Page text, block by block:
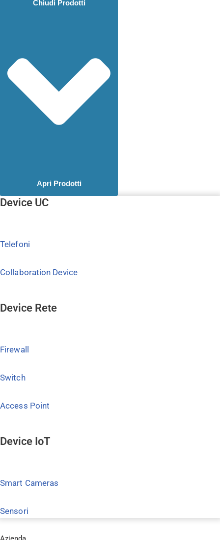
Chiudi Prodotti
Apri Prodotti
Device UC
Telefoni
Collaboration Device
Device Rete
Firewall
Switch
Access Point
Device IoT
Smart Cameras
Sensori